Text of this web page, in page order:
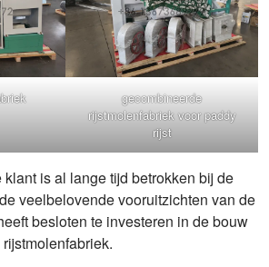
gecombineerde
rijstmolenfabriek voor paddy
rijst
is al lange tijd betrokken bij de
veelbelovende vooruitzichten van de
besloten te investeren in de bouw